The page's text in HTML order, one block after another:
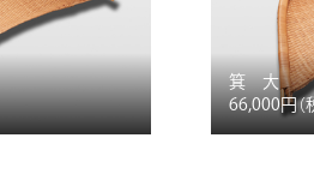
箕 大
66,000円（